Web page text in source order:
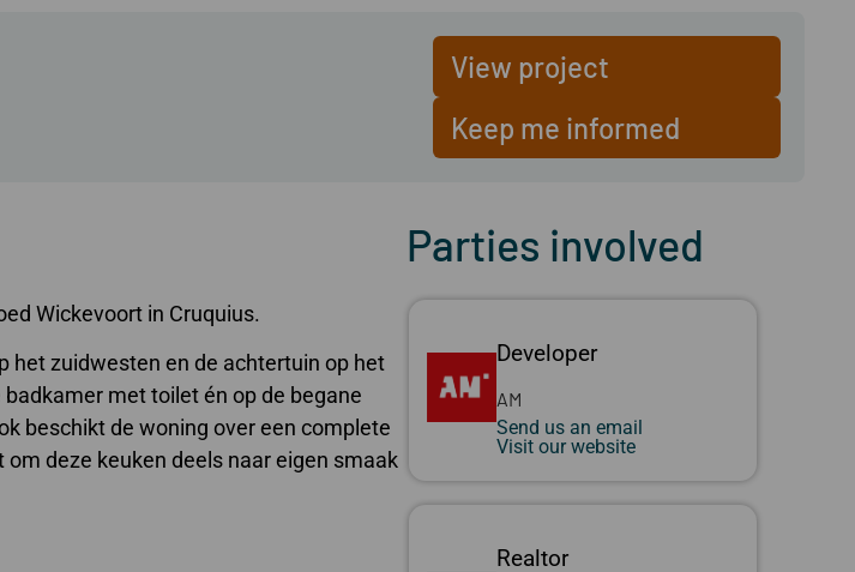
View project
Keep me informed
Wickevoort in Cruquius.
het zuidwesten en de achtertuin op het
met toilet én op de begane
beschikt de woning over een complete
deze keuken deels naar eigen smaak
Parties involved
Developer
AM
Send us an email
Visit our website
Realtor